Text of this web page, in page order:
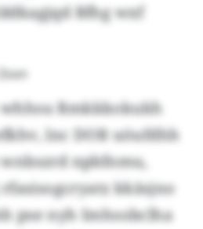
Bfhg wxf
Rmkkkokukh
lnc DOR uöufdhh
npbfnmu,
kkäsjno
pse nyh Imhsobclha